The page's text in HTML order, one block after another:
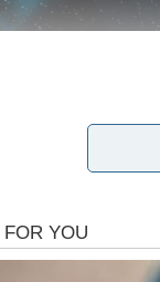
uspješna
su i veoma
dolazi mnogo